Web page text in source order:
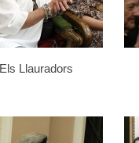
Els Llauradors